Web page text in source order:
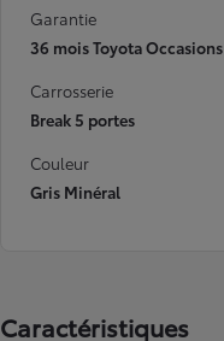
Garantie
36 mois Toyota Occasions
Carrosserie
Break 5 portes
Couleur
Gris Minéral
Caractéristiques